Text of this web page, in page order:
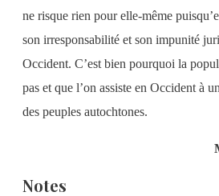
ne risque rien pour elle-même
son irresponsabilité et son impunité
Occident. C’est bien pourquoi la
pas et que l’on assiste en Occident à
des peuples autochtones.
Notes